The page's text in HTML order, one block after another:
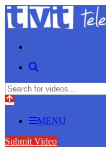
MENU
Submit Video